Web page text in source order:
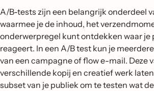
A/B-tests zijn een belangrijk onderdeel
waarmee je de inhoud, het
onderwerpregel kunt ontdekken waar je
reageert. In een A/B test kun je
van een campagne of flow e-mail. Deze
verschillende kopij en creatief werk
subset van je publiek om te testen wat